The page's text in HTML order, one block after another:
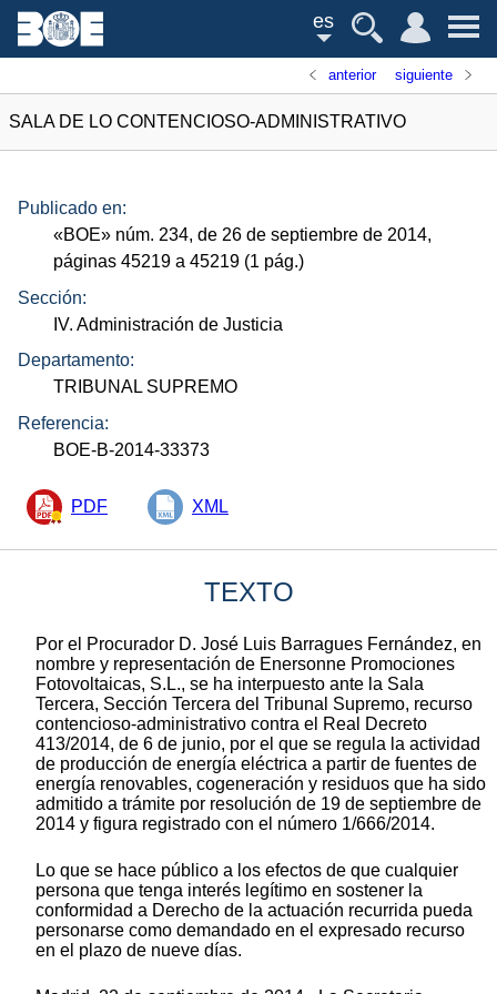
es
anterior siguiente
SALA DE LO CONTENCIOSO-ADMINISTRATIVO
Publicado en:
«BOE» núm. 234, de 26 de septiembre de 2014,
páginas 45219 a 45219 (1 pág.)
Sección:
IV. Administración de Justicia
Departamento:
TRIBUNAL SUPREMO
Referencia:
BOE-B-2014-33373
PDF XML
TEXTO
Por el Procurador D. José Luis Barragues Fernández, en
nombre y representación de Enersonne Promociones
Fotovoltaicas, S.L., se ha interpuesto ante la Sala
Tercera, Sección Tercera del Tribunal Supremo, recurso
contencioso-administrativo contra el Real Decreto
413/2014, de 6 de junio, por el que se regula la actividad
de producción de energía eléctrica a partir de fuentes de
energía renovables, cogeneración y residuos que ha sido
admitido a trámite por resolución de 19 de septiembre de
2014 y figura registrado con el número 1/666/2014.
Lo que se hace público a los efectos de que cualquier
persona que tenga interés legítimo en sostener la
conformidad a Derecho de la actuación recurrida pueda
personarse como demandado en el expresado recurso
en el plazo de nueve días.